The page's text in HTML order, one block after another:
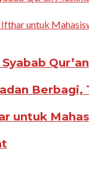
Berbagi,
untuk